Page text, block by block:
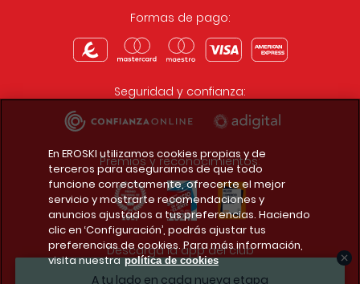
A tu lado en cada nueva etapa
Formas de pago:
Seguridad y confianza:
Premios y reconocimientos:
Descarga la app del club
En EROSKI utilizamos cookies propias y de
terceros para asegurarnos de que todo
funcione correctamente, ofrecerte el mejor
servicio y mostrarte recomendaciones y
anuncios ajustados a tus preferencias. Haciendo
clic en ‘Configuración’, podrás ajustar tus
preferencias de cookies. Para más información,
visita nuestra política de cookies